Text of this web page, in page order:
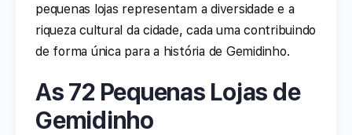
pequenas lojas representam a diversidade e a
riqueza cultural da cidade, cada uma contribuindo
de forma única para a história de Gemidinho.
As 72 Pequenas Lojas de
Gemidinho